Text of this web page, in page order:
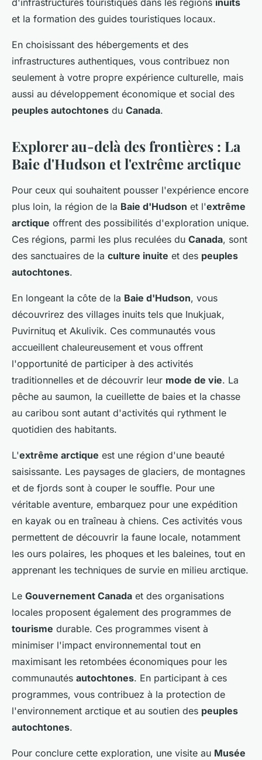
d'infrastructures touristiques dans les régions inuits
et la formation des guides touristiques locaux.
En choisissant des hébergements et des
infrastructures authentiques, vous contribuez non
seulement à votre propre expérience culturelle, mais
aussi au développement économique et social des
peuples autochtones du Canada.
Explorer au-delà des frontières : La
Baie d'Hudson et l'extrême arctique
Pour ceux qui souhaitent pousser l'expérience encore
plus loin, la région de la Baie d'Hudson et l'extrême
arctique offrent des possibilités d'exploration unique.
Ces régions, parmi les plus reculées du Canada, sont
des sanctuaires de la culture inuite et des peuples
autochtones.
En longeant la côte de la Baie d'Hudson, vous
découvrirez des villages inuits tels que Inukjuak,
Puvirnituq et Akulivik. Ces communautés vous
accueillent chaleureusement et vous offrent
l'opportunité de participer à des activités
traditionnelles et de découvrir leur mode de vie. La
pêche au saumon, la cueillette de baies et la chasse
au caribou sont autant d'activités qui rythment le
quotidien des habitants.
L'extrême arctique est une région d'une beauté
saisissante. Les paysages de glaciers, de montagnes
et de fjords sont à couper le souffle. Pour une
véritable aventure, embarquez pour une expédition
en kayak ou en traîneau à chiens. Ces activités vous
permettent de découvrir la faune locale, notamment
les ours polaires, les phoques et les baleines, tout en
apprenant les techniques de survie en milieu arctique.
Le Gouvernement Canada et des organisations
locales proposent également des programmes de
tourisme durable. Ces programmes visent à
minimiser l'impact environnemental tout en
maximisant les retombées économiques pour les
communautés autochtones. En participant à ces
programmes, vous contribuez à la protection de
l'environnement arctique et au soutien des peuples
autochtones.
Pour conclure cette exploration, une visite au Musée